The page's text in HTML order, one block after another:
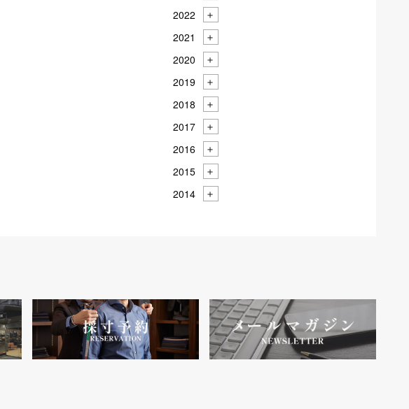
2022
2021
2020
2019
2018
2017
2016
2015
2014